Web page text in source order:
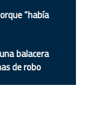
“había
balacera
de robo